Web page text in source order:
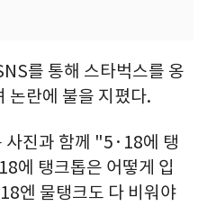
를 통해 스타벅스를 옹
논란에 불을 지폈다.
사진과 함께 "5·18에 탱
에 탱크톱은 어떻게 입
엔 물탱크도 다 비워야